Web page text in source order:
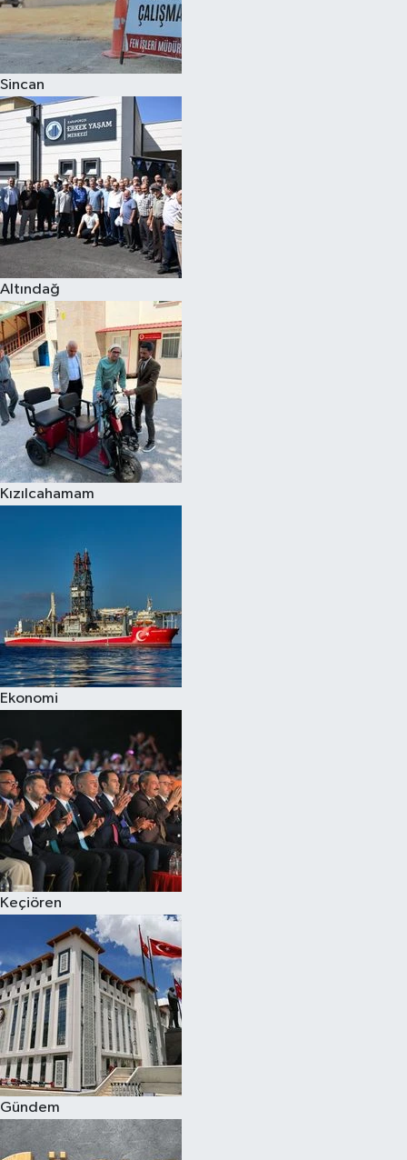
Sincan
Altındağ
Kızılcahamam
Ekonomi
Keçiören
Gündem